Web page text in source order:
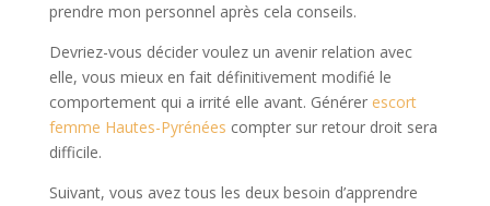
prendre mon personnel après cela conseils.
Devriez-vous décider voulez un avenir relation avec
elle, vous mieux en fait définitivement modifié le
comportement qui a irrité elle avant. Générer escort
femme Hautes-Pyrénées compter sur retour droit sera
difficile.
Suivant, vous avez tous les deux besoin d’apprendre